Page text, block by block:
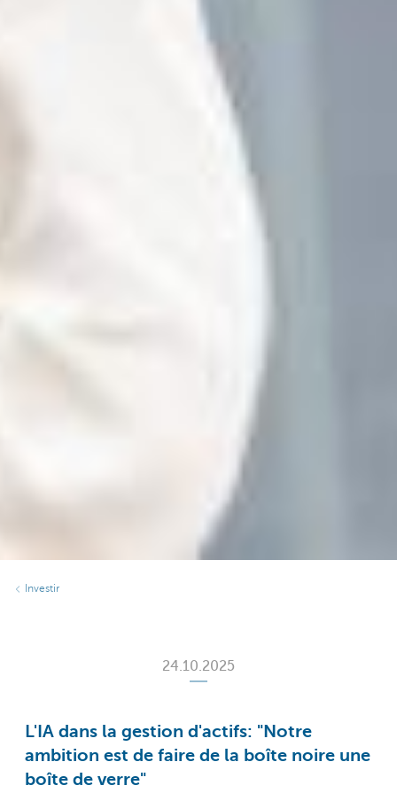
Investir
24.10.2025
L'IA dans la gestion d'actifs: "Notre
ambition est de faire de la boîte noire une
boîte de verre"